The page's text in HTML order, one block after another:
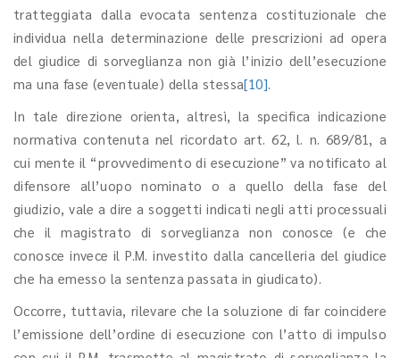
tratteggiata dalla evocata sentenza costituzionale che
individua nella determinazione delle prescrizioni ad opera
del giudice di sorveglianza non già l’inizio dell’esecuzione
ma una fase (eventuale) della stessa[10].
In tale direzione orienta, altresì, la specifica indicazione
normativa contenuta nel ricordato art. 62, l. n. 689/81, a
cui mente il “provvedimento di esecuzione” va notificato al
difensore all’uopo nominato o a quello della fase del
giudizio, vale a dire a soggetti indicati negli atti processuali
che il magistrato di sorveglianza non conosce (e che
conosce invece il P.M. investito dalla cancelleria del giudice
che ha emesso la sentenza passata in giudicato).
Occorre, tuttavia, rilevare che la soluzione di far coincidere
l’emissione dell’ordine di esecuzione con l’atto di impulso